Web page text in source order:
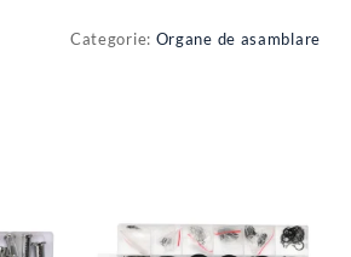
Categorie: Organe de asamblare